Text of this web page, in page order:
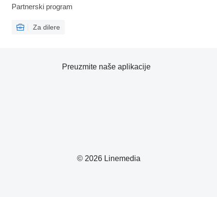
Partnerski program
Za dilere
© 2026 Linemedia
Preuzmite naše aplikacije